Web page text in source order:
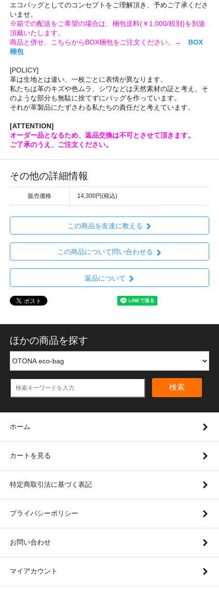
エコバッグとしてのコンセプトをご理解頂き、予めご了承くださ
いませ。
※箱での配送をご希望の場合は、梱包送料(￥1,000/税別)を別途
頂戴いたします。
商品と併せ、こちらからBOX梱包をご注文ください。→ BOX
梱包
[POLICY]
革は生地とは違い、一枚ごとに表情が異なります。
私たちは革のキズや色ムラ、シワなどは天然素材の証と考え、そ
のような部分も無駄に捨てずにバッグを作っています。
それが革製品にたずさわる私たちの責任だと考えています。
[ATTENTION]
オーダー品となるため、返品交換は不可とさせて頂きます。
ご了承のうえ、ご注文ください。
その他の詳細情報
販売価格 14,300円(税込)
この商品を友達に教える
この商品について問い合わせる
返品について
ほかの商品を探す
検索
ホーム
カートを見る
特定商取引法に基づく表記
プライバシーポリシー
お問い合わせ
マイアカウント